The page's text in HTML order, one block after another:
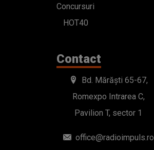
Concursuri
HOT40
Contact
Bd. Mărăști 65-67,
Romexpo Intrarea C,
Pavilion T, sector 1
office@radioimpuls.ro